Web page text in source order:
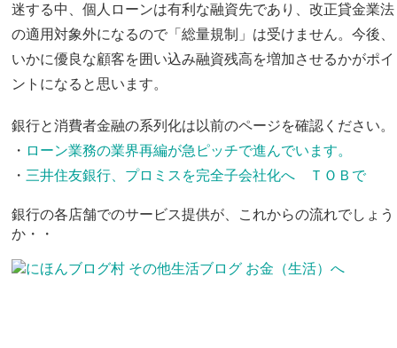
迷する中、個人ローンは有利な融資先であり、改正貸金業法
の適用対象外になるので「総量規制」は受けません。今後、
いかに優良な顧客を囲い込み融資残高を増加させるかがポイ
ントになると思います。
銀行と消費者金融の系列化は以前のページを確認ください。
・ ローン業務の業界再編が急ピッチで進んでいます。
・ 三井住友銀行、プロミスを完全子会社化へ ＴＯＢで
銀行の各店舗でのサービス提供が、これからの流れでしょう
か・・